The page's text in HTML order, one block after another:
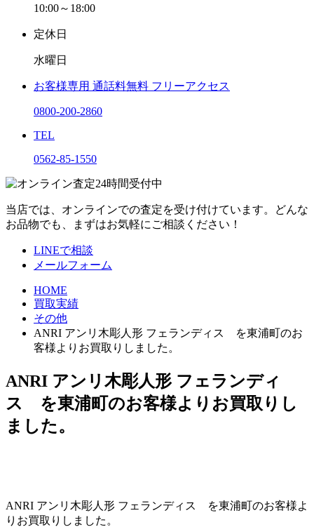
10:00～18:00
定休日
水曜日
お客様専用 通話料無料 フリーアクセス
0800-200-2860
TEL
0562-85-1550
当店では、オンラインでの査定を受け付けています。どんな
お品物でも、まずはお気軽にご相談ください！
LINEで相談
メールフォーム
HOME
買取実績
その他
ANRI アンリ木彫人形 フェランディス を東浦町のお
客様よりお買取りしました。
ANRI アンリ木彫人形 フェランディ
ス を東浦町のお客様よりお買取りし
ました。
ANRI アンリ木彫人形 フェランディス を東浦町のお客様よ
りお買取りしました。